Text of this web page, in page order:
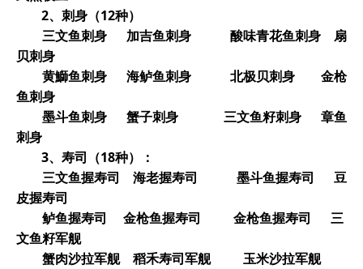
2、刺身（12种）
三文鱼刺身 加吉鱼刺身 酸味青花鱼刺身 扇
贝刺身
黄鰤鱼刺身 海鲈鱼刺身 北极贝刺身 金枪
鱼刺身
墨斗鱼刺身 蟹子刺身 三文鱼籽刺身 章鱼
刺身
3、寿司（18种）：
三文鱼握寿司 海老握寿司 墨斗鱼握寿司 豆
皮握寿司
鲈鱼握寿司 金枪鱼握寿司 金枪鱼握寿司 三
文鱼籽军舰
蟹肉沙拉军舰 稻禾寿司军舰 玉米沙拉军舰